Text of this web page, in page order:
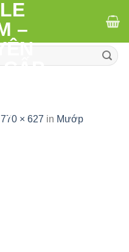
770 × 627 in Mướp